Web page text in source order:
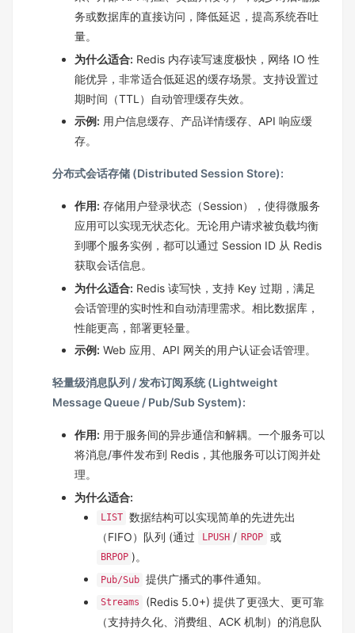
务或数据库的直接访问，降低延迟，提高系统吞吐
量。
为什么适合: Redis 内存读写速度极快，网络 IO 性
能优异，非常适合低延迟的缓存场景。支持设置过
期时间（TTL）自动管理缓存失效。
示例: 用户信息缓存、产品详情缓存、API 响应缓
存。
分布式会话存储 (Distributed Session Store):
作用: 存储用户登录状态（Session），使得微服务
应用可以实现无状态化。无论用户请求被负载均衡
到哪个服务实例，都可以通过 Session ID 从 Redis
获取会话信息。
为什么适合: Redis 读写快，支持 Key 过期，满足
会话管理的实时性和自动清理需求。相比数据库，
性能更高，部署更轻量。
示例: Web 应用、API 网关的用户认证会话管理。
轻量级消息队列 / 发布订阅系统 (Lightweight
Message Queue / Pub/Sub System):
作用: 用于服务间的异步通信和解耦。一个服务可以
将消息/事件发布到 Redis，其他服务可以订阅并处
理。
为什么适合:
LIST 数据结构可以实现简单的先进先出
（FIFO）队列 (通过
LPUSH / RPOP 或
BRPOP )。
Pub/Sub 提供广播式的事件通知。
Streams
(Redis 5.0+) 提供了更强大、更可靠
（支持持久化、消费组、ACK 机制）的消息队